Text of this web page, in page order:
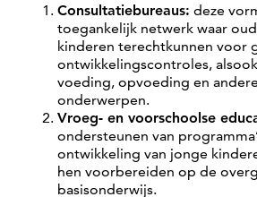
Consultatiebureaus: deze
toegankelijk netwerk waar
kinderen terechtkunnen voor
ontwikkelingscontroles,
voeding, opvoeding en
onderwerpen.
Vroeg- en voorschoolse
ondersteunen van
ontwikkeling van jonge
hen voorbereiden op de
basisonderwijs.